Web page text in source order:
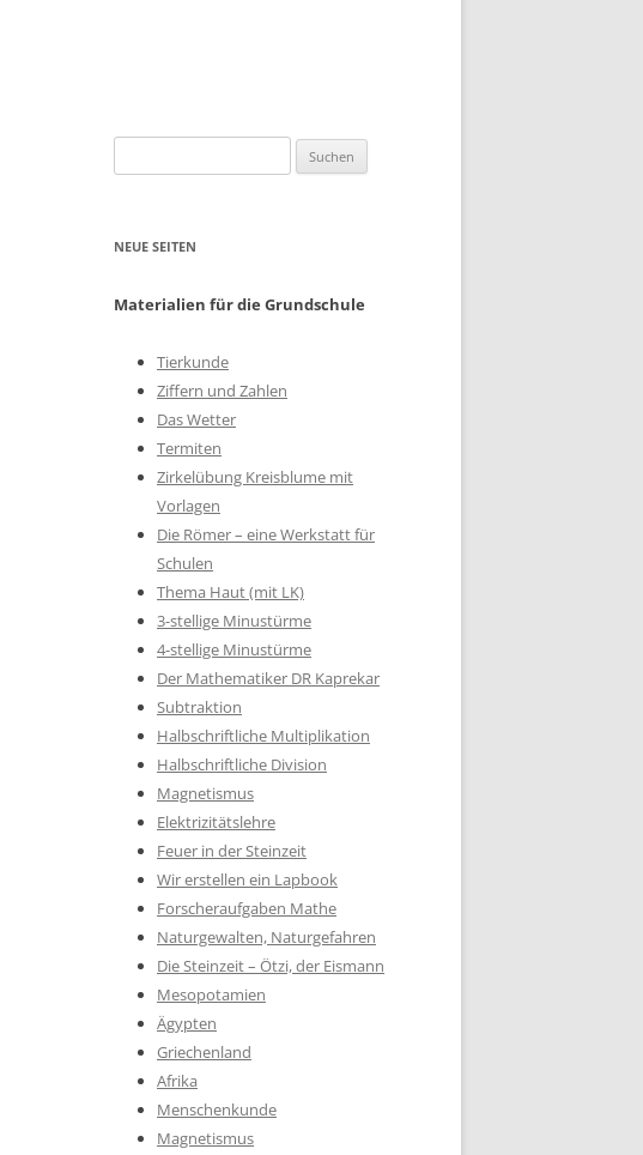
nach:
NEUE SEITEN
Materialien für die Grundschule
Tierkunde
Ziffern und Zahlen
Das Wetter
Termiten
Zirkelübung Kreisblume mit
Vorlagen
Die Römer – eine Werkstatt für
Schulen
Thema Haut (mit LK)
3-stellige Minustürme
4-stellige Minustürme
Der Mathematiker DR Kaprekar
Subtraktion
Halbschriftliche Multiplikation
Halbschriftliche Division
Magnetismus
Elektrizitätslehre
Feuer in der Steinzeit
Wir erstellen ein Lapbook
Forscheraufgaben Mathe
Naturgewalten, Naturgefahren
Die Steinzeit – Ötzi, der Eismann
Mesopotamien
Ägypten
Griechenland
Afrika
Menschenkunde
Magnetismus